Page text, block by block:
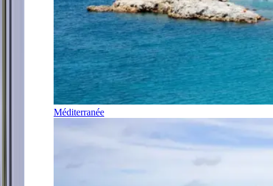
Méditerranée